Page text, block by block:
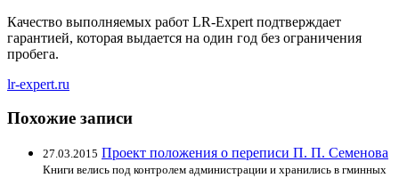
Качество выполняемых работ LR-Expert подтверждает
гарантией, которая выдается на один год без ограничения
пробега.
lr-expert.ru
Похожие записи
27.03.2015 Проект положения о переписи П. П. Семенова
Книги велись под контролем администрации и хранились в гминных